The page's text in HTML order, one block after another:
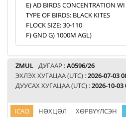
E) AD BIRDS CONCENTRATION
TYPE OF BIRDS: BLACK KITES
FLOCK SIZE: 30-110
F) GND G) 1000M AGL)
ZMUL ДУГААР :A0596/26
ЭХЛЭХ ХУГАЦАА (UTC) :2026-07-03
ДУУСАХ ХУГАЦАА (UTC) :2026-10-03
ICAO НӨХЦӨЛ ХӨРВҮҮЛСЭН